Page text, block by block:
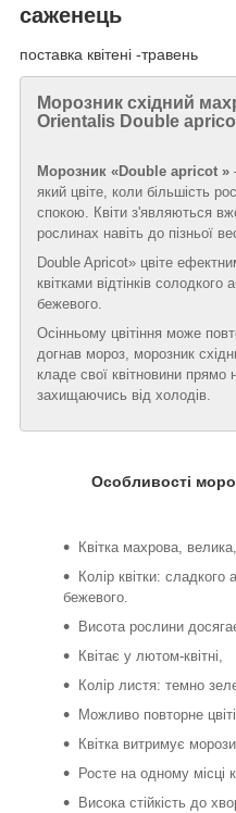
саженець
поставка квітені -травень
Морозник східний
Orientalis Double
Морозник «Double apricot »
який цвіте, коли більшість
спокою. Квіти з'являються
рослинах навіть до пізньої
Double Apricot» цвіте
квітками відтінків
бежевого.
Осінньому цвітіння може
догнав мороз, морозник
кладе свої квітновини
захищаючись від холодів.
Особливості
Квітка махрова,
Колір квітки:
бежевого.
Висота рослини
Квітає у лютом-квітні,
Колір листя: темно
Можливо повторне
Квітка витримує
Росте на одному місці
Висока стійкість до